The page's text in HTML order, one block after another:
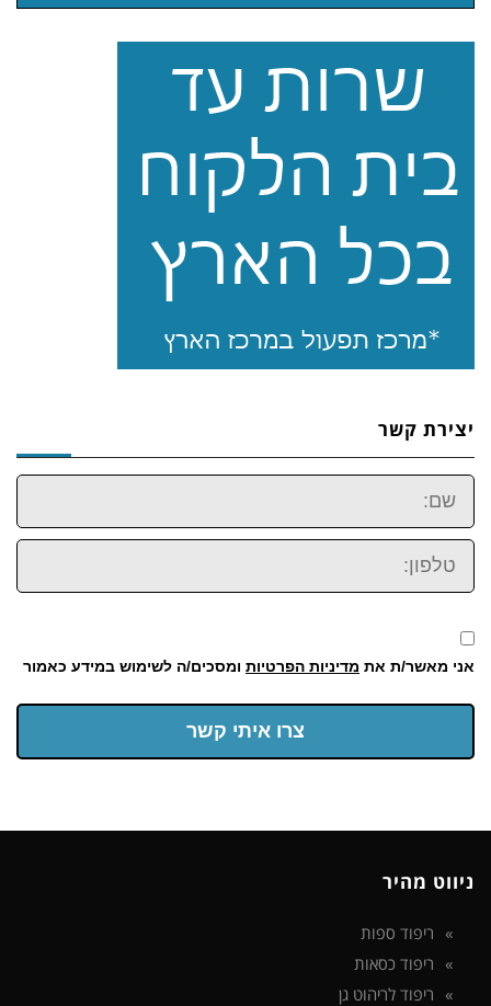
יצירת קשר
שם:
טלפון:
אני מאשר/ת את מדיניות הפרטיות ומסכים/ה לשימוש במידע כאמור
צרו איתי קשר
ניווט מהיר
ריפוד ספות
ריפוד כסאות
ריפוד לריהוט גן